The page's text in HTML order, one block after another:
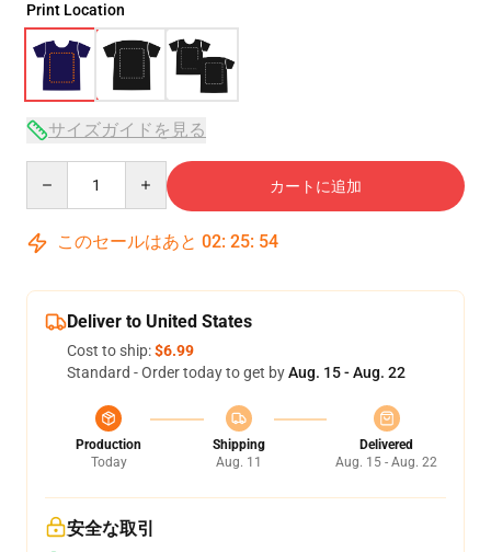
Print Location
サイズガイドを見る
カートに追加
このセールはあと 02: 25: 54
Deliver to United States
Cost to ship:$6.99
Standard - Order today to get byAug. 15 - Aug. 22
Production
Today
Shipping
Aug. 11
Delivered
Aug. 15 - Aug. 22
安全な取引